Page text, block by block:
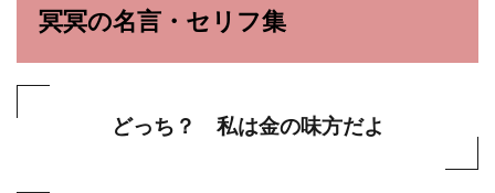
冥冥の名言・セリフ集
どっち？ 私は金の味方だよ